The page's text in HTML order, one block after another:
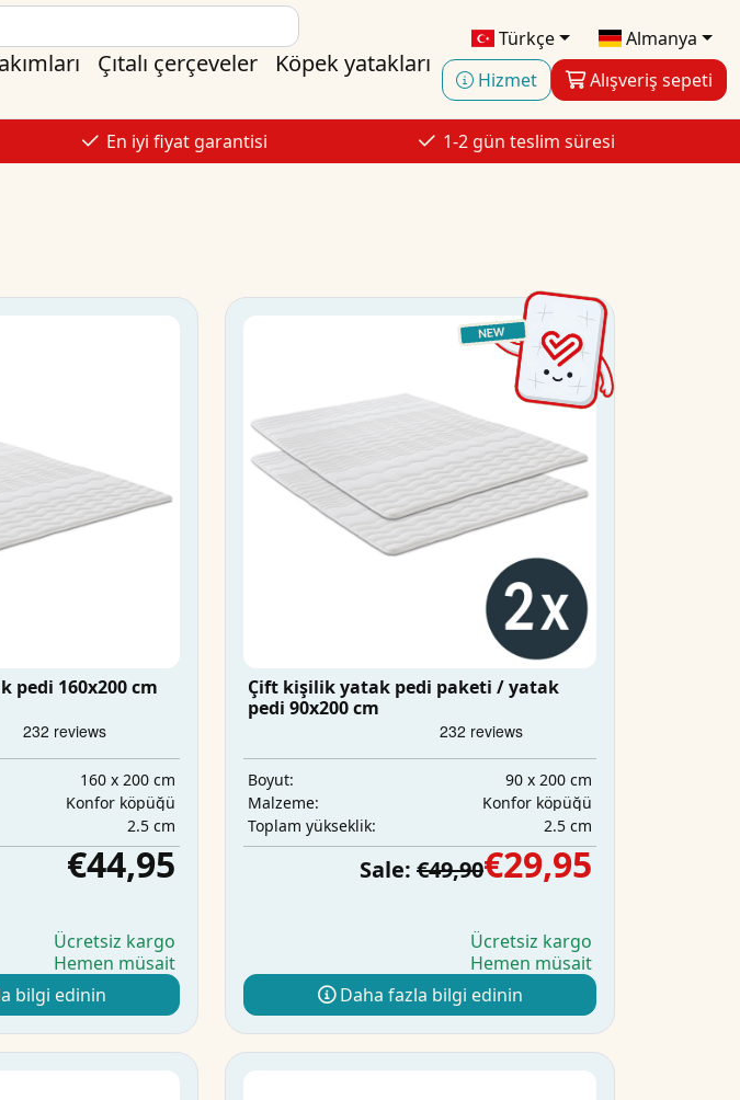
Türkçe
Almanya
Hizmet
Alışveriş sepeti
Çıtalı çerçeveler Köpek yatakları
En iyi fiyat garantisi 1-2 gün teslim süresi
pedi 160x200 cm
160 x 200 cm
Konfor köpüğü
2.5 cm
€44,95
Ücretsiz kargo
Hemen müsait
bilgi edinin
Çift kişilik yatak pedi paketi / yatak
pedi 90x200 cm
Boyut:
90 x 200 cm
Malzeme:
Konfor köpüğü
Toplam yükseklik:
2.5 cm
Sale: €49,90€29,95
Ücretsiz kargo
Hemen müsait
Daha fazla bilgi edinin